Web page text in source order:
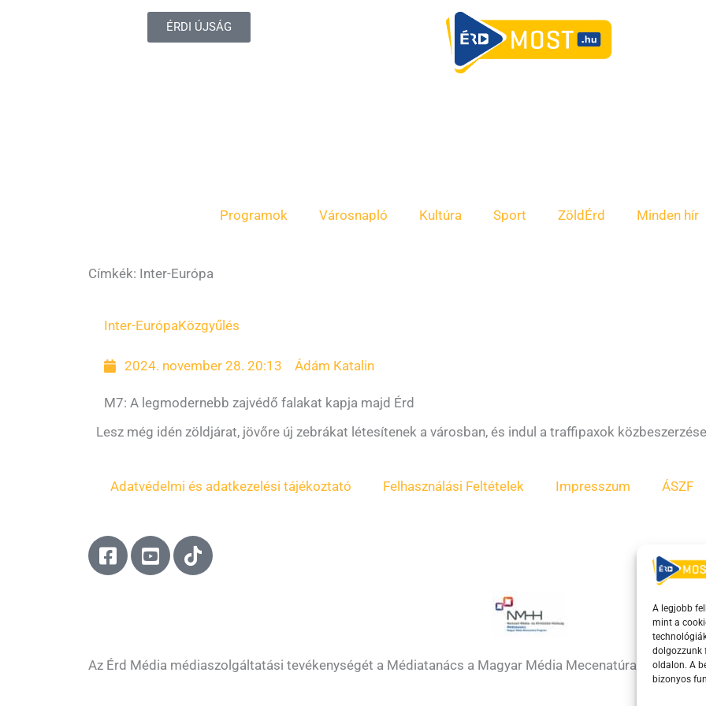
A legjobb
mint a
dolgozzunk
oldalon. A
bizonyos
ÉRDI ÚJSÁG
Programok Városnapló Kultúra Sport ZöldÉrd Minden hír
Címkék: Inter-Európa
Inter-EurópaKözgyűlés
2024. november 28. 20:13 Ádám Katalin
M7: A legmodernebb zajvédő falakat kapja majd Érd
Lesz még idén zöldjárat, jövőre új zebrákat létesítenek a városban, és indul a traffipaxok
Adatvédelmi és adatkezelési tájékoztató Felhasználási Feltételek Impresszum ÁSZF
F
a
o
Y
o
e
T
i
Az Érd Média médiaszolgáltatási tevékenységét a Médiatanács a Magyar Média Mecenatúra program